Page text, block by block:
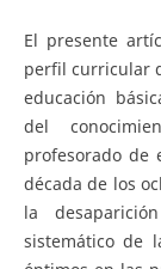
El presente
perfil curricular
educación
del
profesorado de
década de los
la
sistemático de